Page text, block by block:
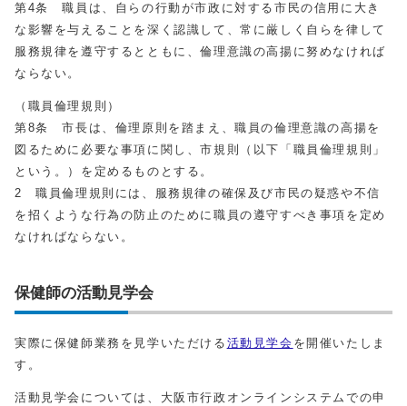
第4条 職員は、自らの行動が市政に対する市民の信用に大き
な影響を与えることを深く認識して、常に厳しく自らを律して
服務規律を遵守するとともに、倫理意識の高揚に努めなければ
ならない。
（職員倫理規則）
第8条 市長は、倫理原則を踏まえ、職員の倫理意識の高揚を
図るために必要な事項に関し、市規則（以下「職員倫理規則」
という。）を定めるものとする。
2 職員倫理規則には、服務規律の確保及び市民の疑惑や不信
を招くような行為の防止のために職員の遵守すべき事項を定め
なければならない。
保健師の活動⾒学会
実際に保健師業務を⾒学いただける 活動⾒学会 を開催いたしま
す。
活動⾒学会については、⼤阪市⾏政オンラインシステムでの申